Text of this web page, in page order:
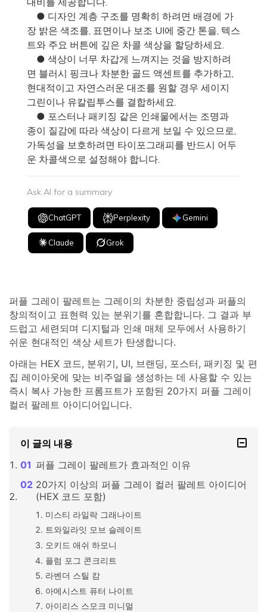
● 디자인 계층 구조를 명확히 하려면 배경에 가
장 밝은 색조를, 표면이나 보조 UI에 중간 톤을, 텍스
트와 주요 버튼에 깊은 차콜 색상을 할당하세요.
● 색상이 너무 차갑게 느껴지는 것을 방지하려
면 블러시 핑크나 차분한 골드 액센트를 추가하고,
현대적이고 자연스러운 대조를 원할 경우 세이지
그린이나 유칼립투스를 결합하세요.
● 포스터나 패키징 같은 인쇄물에서는 조명과
종이 질감에 따라 색상이 다르게 보일 수 있으므로,
가독성을 보호하려면 타이포그래피를 반드시 어두
운 차콜색으로 설정해야 합니다.
Ask AI for a summary
ChatGPT Perplexity Gemini
Claude Grok
퍼플 그레이 팔레트는 그레이의 차분한 중립성과 퍼플의
창의적이고 표현력 있는 분위기를 혼합합니다. 그 결과 부
드럽고 세련되며 디지털과 인쇄 매체 모두에서 사용하기
쉬운 현대적인 색상 세트가 탄생합니다.
아래는 HEX 코드, 분위기, UI, 브랜딩, 포스터, 패키징 및 편
집 레이아웃에 맞는 비주얼을 생성하는 데 사용할 수 있는
즉시 복사 가능한 프롬프트가 포함된 20가지 퍼플 그레이
컬러 팔레트 아이디어입니다.
이 글의 내용
퍼플 그레이 팔레트가 효과적인 이유
20가지 이상의 퍼플 그레이 컬러 팔레트 아이디어
(HEX 코드 포함)
미스티 라일락 그래나이트
트와일라잇 모브 슬레이트
오키드 애쉬 하모니
플럼 포그 콘크리트
라벤더 스틸 캄
아메시스트 퓨터 나이트
아이리스 스모크 미니멀